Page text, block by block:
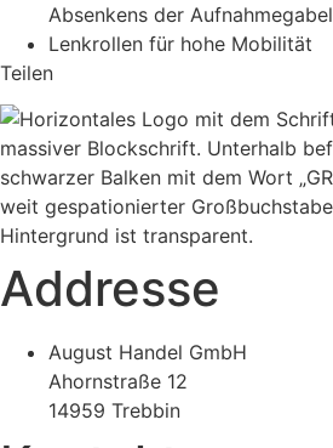
Absenkens der Aufnahmegabel
Lenkrollen für hohe Mobilität
Teilen
Addresse
August Handel GmbH
Ahornstraße 12
14959 Trebbin